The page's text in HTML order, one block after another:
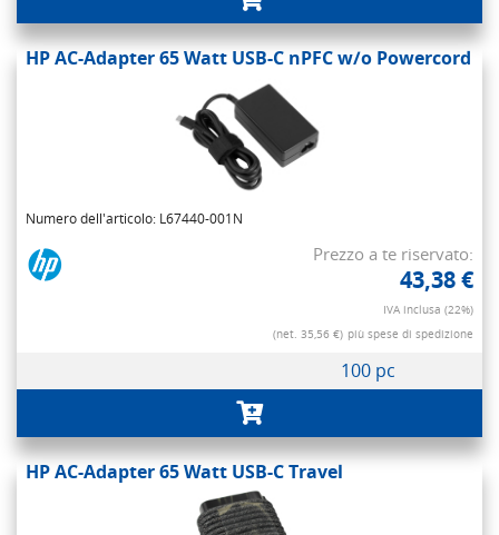
HP AC-Adapter 65 Watt USB-C nPFC w/o Powercord
Numero dell'articolo: L67440-001N
Prezzo a te riservato:
43,38 €
IVA inclusa (22%)
(net. 35,56 €) più spese di spedizione
100 pc
HP AC-Adapter 65 Watt USB-C Travel